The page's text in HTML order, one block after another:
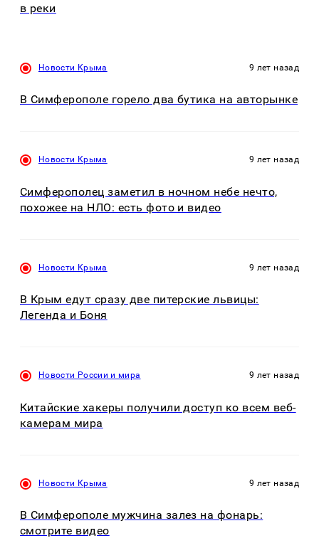
в реки
Новости Крыма 9 лет назад
В Симферополе горело два бутика на авторынке
Новости Крыма 9 лет назад
Симферополец заметил в ночном небе нечто,
похожее на НЛО: есть фото и видео
Новости Крыма 9 лет назад
В Крым едут сразу две питерские львицы:
Легенда и Боня
Новости России и мира 9 лет назад
Китайские хакеры получили доступ ко всем веб-
камерам мира
Новости Крыма 9 лет назад
В Симферополе мужчина залез на фонарь:
смотрите видео